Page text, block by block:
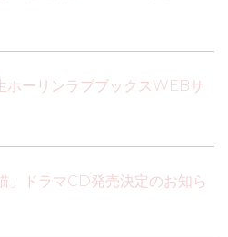
ホーリンラブブックスWEBサ
」ドラマCD発売決定のお知ら